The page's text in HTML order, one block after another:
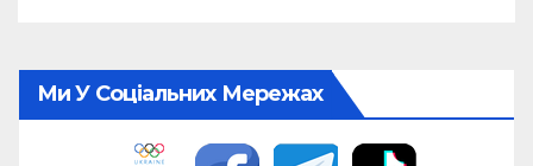
Ми У Соціальних Мережах